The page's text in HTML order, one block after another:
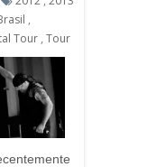
,
Tour , Tour